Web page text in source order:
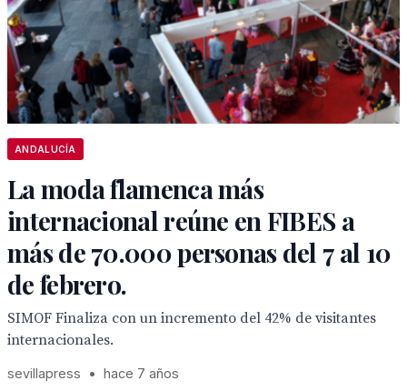
ANDALUCÍA
La moda flamenca más
internacional reúne en FIBES a
más de 70.000 personas del 7 al 10
de febrero.
SIMOF Finaliza con un incremento del 42% de visitantes
internacionales.
sevillapress • hace 7 años